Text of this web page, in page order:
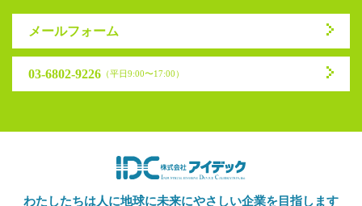
メールフォーム
03-6802-9226 （平日9:00〜17:00）
わたしたちは人に地球に未来にやさしい企業を目指します